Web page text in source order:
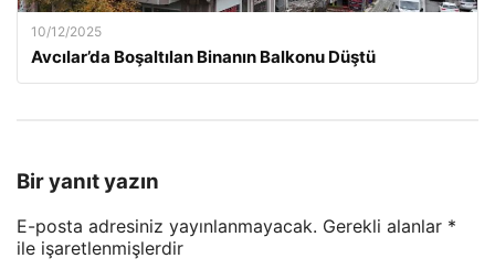
10/12/2025
Avcılar’da Boşaltılan Binanın Balkonu Düştü
Bir yanıt yazın
E-posta adresiniz yayınlanmayacak. Gerekli alanlar *
ile işaretlenmişlerdir